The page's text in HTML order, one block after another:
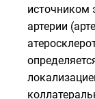
источником
артерии